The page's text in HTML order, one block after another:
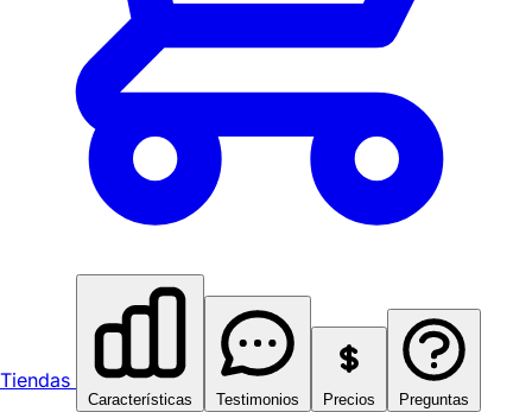
Tiendas
Características Testimonios Precios Preguntas